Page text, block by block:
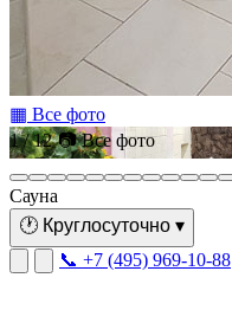
▦ Все фото
1 / 12 📷 Все фото
Сауна
🕐 Круглосуточно ▾
📞 +7 (495) 969-10-88